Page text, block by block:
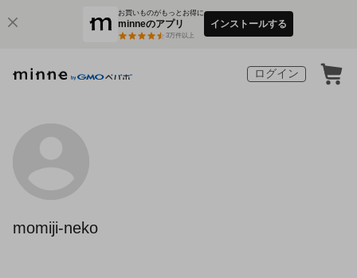
お買いものがもっとお得に
minneのアプリ
3万件以上
インストールする
ログイン
momiji-neko